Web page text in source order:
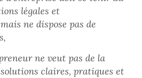
légales et
ne dispose pas de
ne veut pas de la
claires, pratiques et